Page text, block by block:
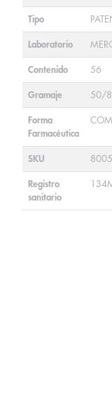
Tipo
Laboratorio
Contenido 56
Gramaje 50/
Forma
Farmacéutica
SKU
Registro
sanitario